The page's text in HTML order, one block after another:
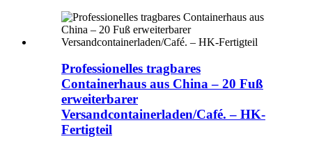
Professionelles tragbares
Containerhaus aus China – 20 Fuß
erweiterbarer
Versandcontainerladen/Café. – HK-
Fertigteil